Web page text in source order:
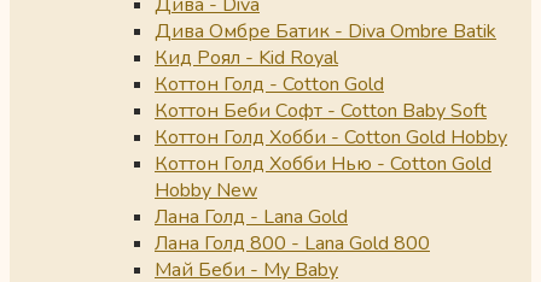
Дива Омбре Батик - Diva Ombre Batik
Кид Роял - Kid Royal
Коттон Голд - Cotton Gold
Коттон Беби Софт - Cotton Baby Soft
Коттон Голд Хобби - Cotton Gold Hobby
Коттон Голд Хобби Нью - Cotton Gold
Hobby New
Лана Голд - Lana Gold
Лана Голд 800 - Lana Gold 800
Май Беби - My Baby